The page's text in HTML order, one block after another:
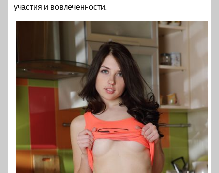
участия и вовлеченности.